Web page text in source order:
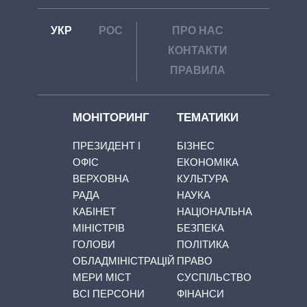
УКР РОС
ПРО НАС
КОНТАКТИ
ПРАВИЛА
МОНІТОРИНГ
ПРЕЗИДЕНТ І
ОФІС
ВЕРХОВНА
РАДА
КАБІНЕТ
МІНІСТРІВ
ГОЛОВИ
ОБЛАДМІНІСТРАЦІЙ
МЕРИ МІСТ
ВСІ ПЕРСОНИ
ТЕМАТИКИ
БІЗНЕС
ЕКОНОМІКА
КУЛЬТУРА
НАУКА
НАЦІОНАЛЬНА
БЕЗПЕКА
ПОЛІТИКА
ПРАВО
СУСПІЛЬСТВО
ФІНАНСИ